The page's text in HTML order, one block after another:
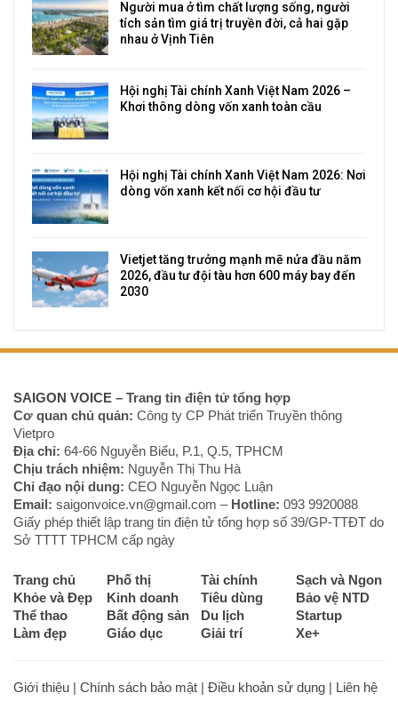
Người mua ở tìm chất lượng sống, người
tích sản tìm giá trị truyền đời, cả hai gặp
nhau ở Vịnh Tiên
Hội nghị Tài chính Xanh Việt Nam 2026 –
Khơi thông dòng vốn xanh toàn cầu
Hội nghị Tài chính Xanh Việt Nam 2026: Nơi
dòng vốn xanh kết nối cơ hội đầu tư
Vietjet tăng trưởng mạnh mẽ nửa đầu năm
2026, đầu tư đội tàu hơn 600 máy bay đến
2030
SAIGON VOICE – Trang tin điện tử tổng hợp
Cơ quan chủ quản: Công ty CP Phát triển Truyền thông
Vietpro
Địa chỉ: 64-66 Nguyễn Biểu, P.1, Q.5, TPHCM
Chịu trách nhiệm: Nguyễn Thị Thu Hà
Chỉ đạo nội dung: CEO Nguyễn Ngọc Luận
Email: saigonvoice.vn@gmail.com – Hotline: 093 9920088‬
Giấy phép thiết lập trang tin điện tử tổng hợp số 39/GP-TTĐT do
Sở TTTT TPHCM cấp ngày
Trang chủ Phố thị Tài chính
Sạch và Ngon
Khỏe và Đẹp
Kinh doanh Tiêu dùng
Bảo vệ NTD
Thể thao
Bất động sản Du lịch
Startup
Làm đẹp
Giáo dục Giải trí Xe+
Giới thiệu | Chính sách bảo mật | Điều khoản sử dụng | Liên hệ